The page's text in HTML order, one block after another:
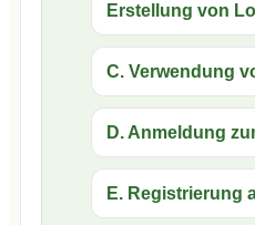
Erstellung von
C. Verwendung
D. Anmeldung
E. Registrierung